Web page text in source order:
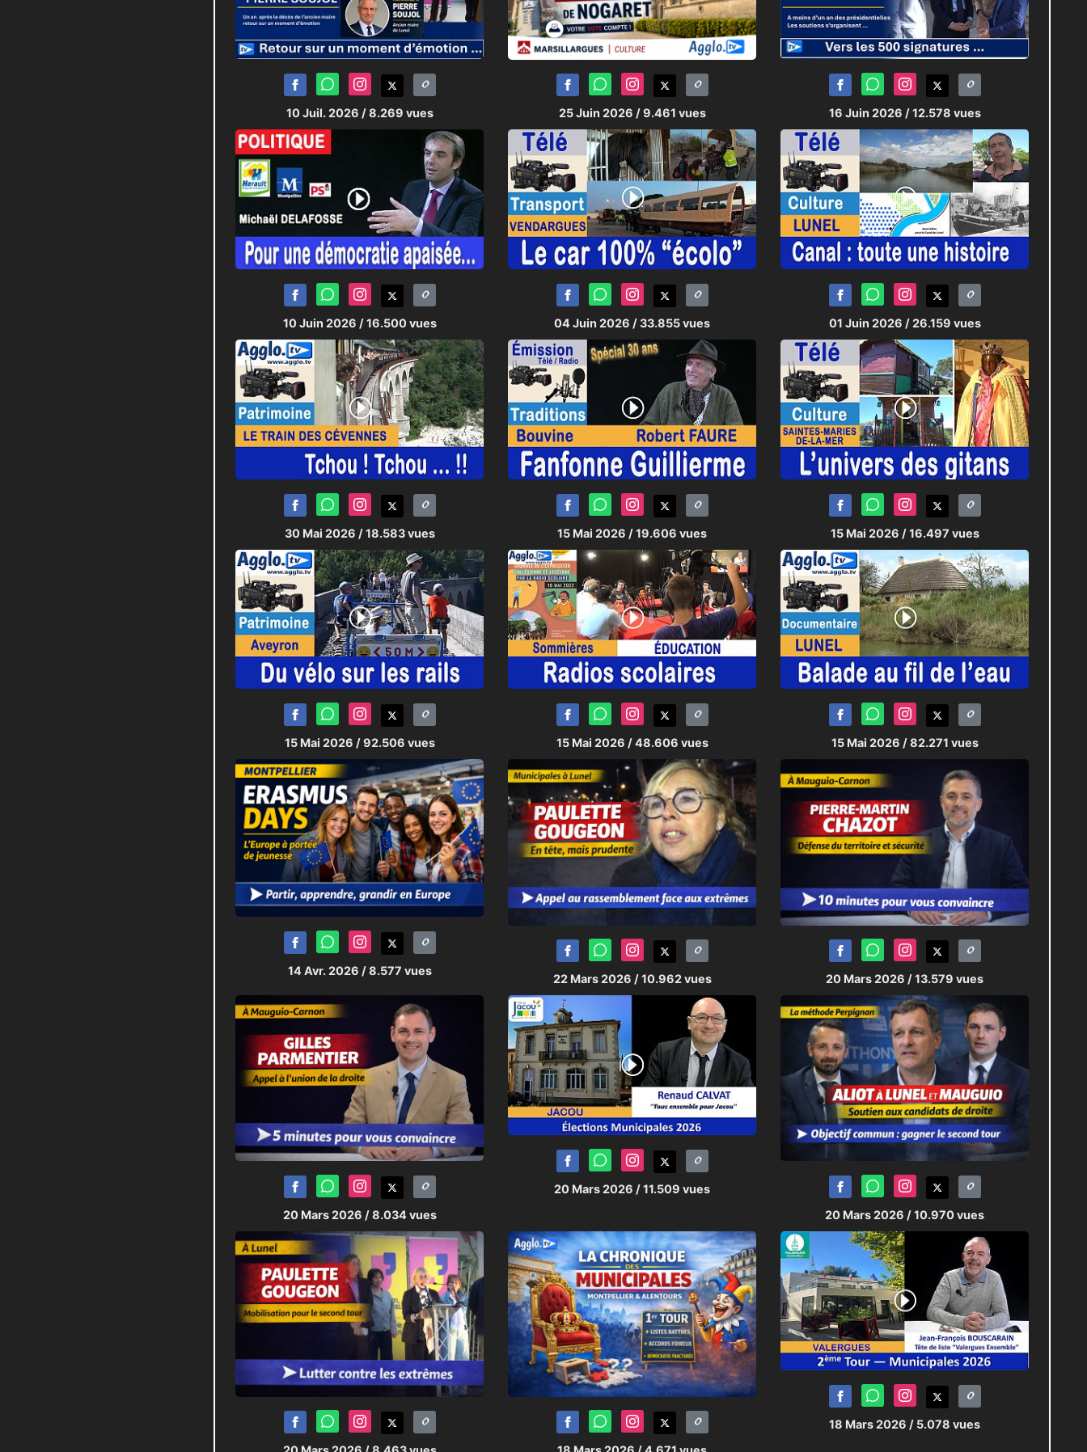
10 Juil. 2026 / 8.269 vues 25 Juin 2026 / 9.461 vues 16 Juin 2026 / 12.578 vues
10 Juin 2026 / 16.500 vues 04 Juin 2026 / 33.855 vues 01 Juin 2026 / 26.159 vues
30 Mai 2026 / 18.583 vues 15 Mai 2026 / 19.606 vues 15 Mai 2026 / 16.497 vues
15 Mai 2026 / 92.506 vues 15 Mai 2026 / 48.606 vues 15 Mai 2026 / 82.271 vues
14 Avr. 2026 / 8.577 vues
22 Mars 2026 / 10.962 vues 20 Mars 2026 / 13.579 vues
20 Mars 2026 / 8.034 vues
20 Mars 2026 / 11.509 vues
20 Mars 2026 / 10.970 vues
18 Mars 2026 / 5.078 vues